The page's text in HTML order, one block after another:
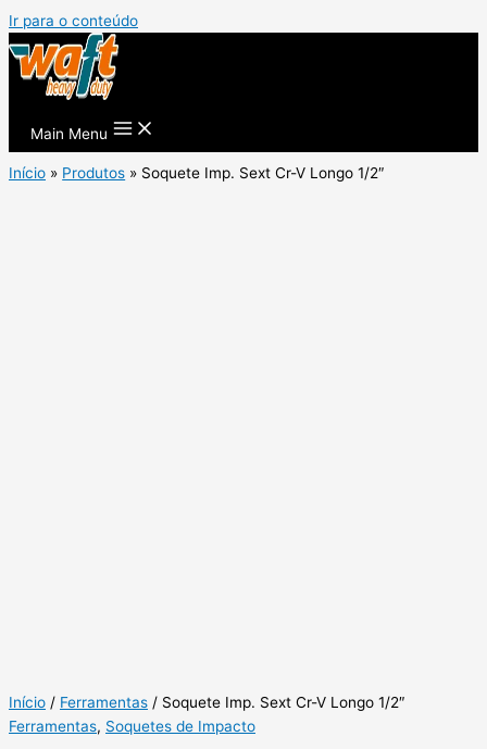
Ir para o conteúdo
Main Menu
Início Produtos Soquete Imp. Sext Cr-V Longo 1/2″
Início / Ferramentas / Soquete Imp. Sext Cr-V Longo 1/2″
Ferramentas, Soquetes de Impacto